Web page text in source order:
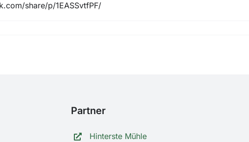
share/p/1EASSvtfPF/
Partner
Hinterste Mühle